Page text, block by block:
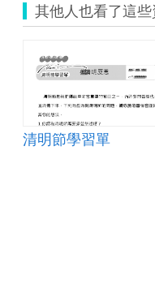
其他人也看了這
清明節學習單